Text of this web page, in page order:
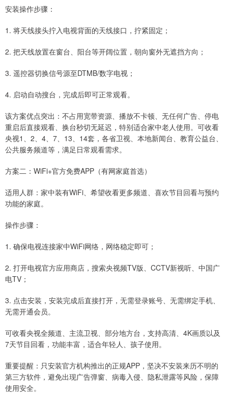
安装操作步骤：
1. 将天线接头拧入电视背面的天线接口，拧紧固定；
2. 把天线放置在窗台、阳台等开阔位置，朝向窗外无遮挡方向；
3. 遥控器切换信号源至DTMB/数字电视；
4. 启动自动搜台，完成后即可正常观看。
该方案优点突出：不占用宽带资源、播放不卡顿、无任何广告、停电
重启后直接观看、换台秒切无延迟，特别适合家中老人使用。可收看
央视1、2、4、7、13、14套，各省卫视、本地新闻台、教育公益台、
公共服务频道等，满足日常观看需求。
方案二：WiFi+官方免费APP（有网家庭首选）
适用人群：家中装有WiFi、希望收看更多频道、喜欢节目回看与预约
功能的家庭。
操作步骤：
1. 确保电视连接家中WiFi网络，网络稳定即可；
2. 打开电视官方应用商店，搜索央视频TV版、CCTV新视听、中国广
电TV；
3. 点击安装，安装完成后直接打开，无需登录账号、无需绑定手机、
无需开通会员。
可收看央视全频道、主流卫视、部分地方台，支持高清、4K画质以及
7天节目回看，功能丰富，适合年轻人、孩子使用。
重要提醒：只安装官方机构推出的正规APP，坚决不安装来历不明的
第三方软件，避免出现广告弹窗、病毒入侵、隐私泄露等风险，保障
使用安全。